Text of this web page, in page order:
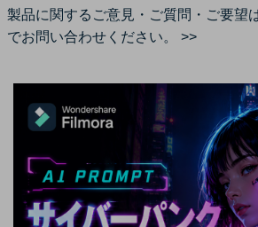
製品に関するご意見・ご質問・ご要望
でお問い合わせください。 >>